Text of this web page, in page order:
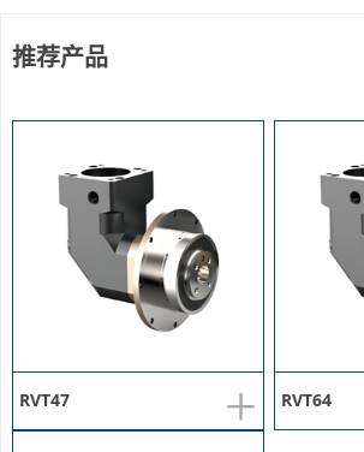
推荐产品
+
RVT47 RVT64